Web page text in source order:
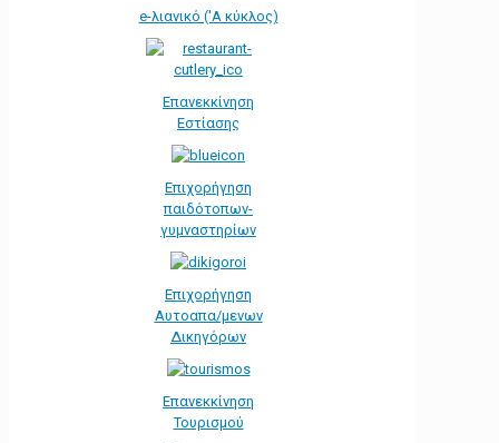
e-λιανικό ('Α κύκλος)
Επανεκκίνηση
Εστίασης
Επιχορήγηση
παιδότοπων-
γυμναστηρίων
Επιχορήγηση
Αυτοαπα/μενων
Δικηγόρων
Επανεκκίνηση
Τουρισμού